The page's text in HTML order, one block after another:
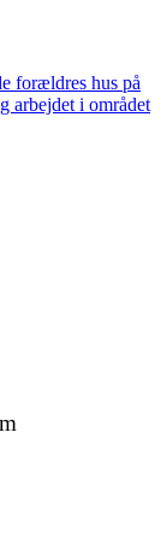
forældres hus på
arbejdet i området